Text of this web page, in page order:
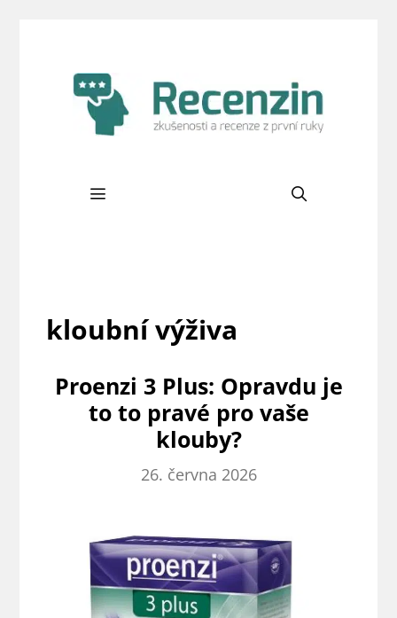
kloubní výživa
Proenzi 3 Plus: Opravdu je
to to pravé pro vaše
klouby?
26. června 2026